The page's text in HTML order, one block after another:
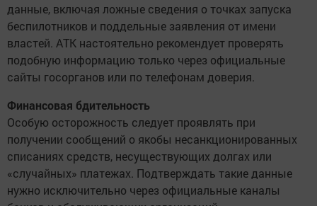
данные, включая ложные сведения о точках запуска
беспилотников и поддельные заявления от имени
властей. АТК настоятельно рекомендует проверять
подобную информацию только через официальные
сайты госорганов или по телефонам доверия.
Финансовая бдительность
Особую осторожность следует проявлять при
получении сообщений о якобы несанкционированных
списаниях средств, несуществующих долгах или
«случайных» платежах. Подтверждать такие данные
нужно исключительно через официальные каналы